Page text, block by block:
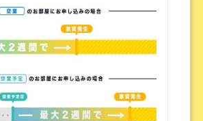
認) *